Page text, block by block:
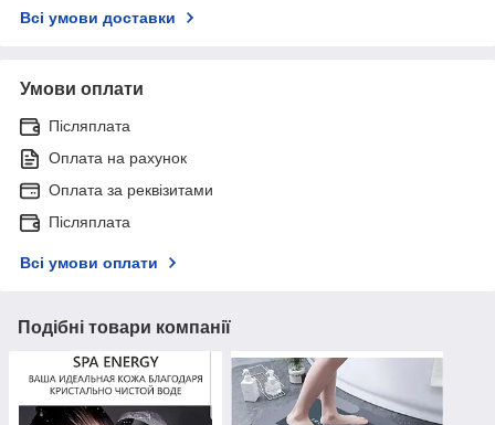
Всі умови доставки
Умови оплати
Післяплата
Оплата на рахунок
Оплата за реквізитами
Післяплата
Всі умови оплати
Подібні товари компанії